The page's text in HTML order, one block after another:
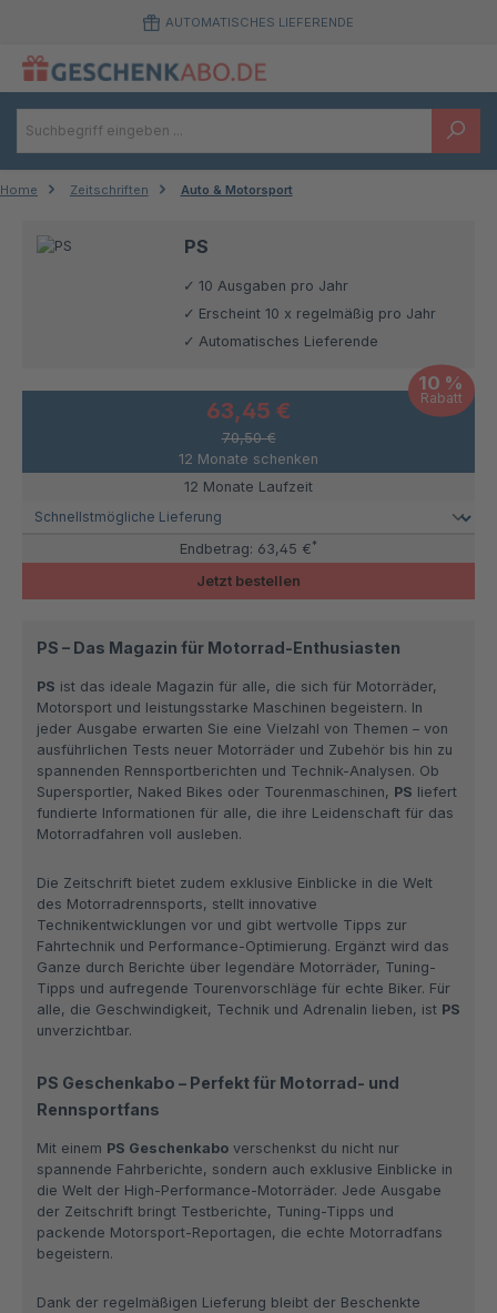
Zum Hauptinhalt springenAUTOMATISCHES LIEFERENDE
Home Zeitschriften Auto & Motorsport
PS
10 Ausgaben pro Jahr
Erscheint 10 x regelmäßig pro Jahr
Automatisches Lieferende
10 %
Rabatt
63,45 €
70,50 €
12 Monate schenken
12 Monate Laufzeit
Endbetrag: 63,45 €*
Jetzt bestellen
PS – Das Magazin für Motorrad-Enthusiasten
PS ist das ideale Magazin für alle, die sich für Motorräder,
Motorsport und leistungsstarke Maschinen begeistern. In
jeder Ausgabe erwarten Sie eine Vielzahl von Themen – von
ausführlichen Tests neuer Motorräder und Zubehör bis hin zu
spannenden Rennsportberichten und Technik-Analysen. Ob
Supersportler, Naked Bikes oder Tourenmaschinen, PS liefert
fundierte Informationen für alle, die ihre Leidenschaft für das
Motorradfahren voll ausleben.
Die Zeitschrift bietet zudem exklusive Einblicke in die Welt
des Motorradrennsports, stellt innovative
Technikentwicklungen vor und gibt wertvolle Tipps zur
Fahrtechnik und Performance-Optimierung. Ergänzt wird das
Ganze durch Berichte über legendäre Motorräder, Tuning-
Tipps und aufregende Tourenvorschläge für echte Biker. Für
alle, die Geschwindigkeit, Technik und Adrenalin lieben, ist PS
unverzichtbar.
PS Geschenkabo – Perfekt für Motorrad- und
Rennsportfans
Mit einem PS Geschenkaboverschenkst du nicht nur
spannende Fahrberichte, sondern auch exklusive Einblicke in
die Welt der High-Performance-Motorräder. Jede Ausgabe
der Zeitschrift bringt Testberichte, Tuning-Tipps und
packende Motorsport-Reportagen, die echte Motorradfans
begeistern.
Dank der regelmäßigen Lieferung bleibt der Beschenkte